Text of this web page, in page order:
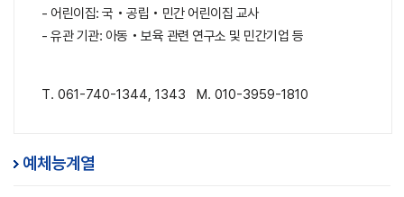
- 어린이집: 국‧공립‧민간 어린이집 교사
- 유관 기관: 아동‧보육 관련 연구소 및 민간기업 등
T. 061-740-1344, 1343 M. 010-3959-1810
예체능계열